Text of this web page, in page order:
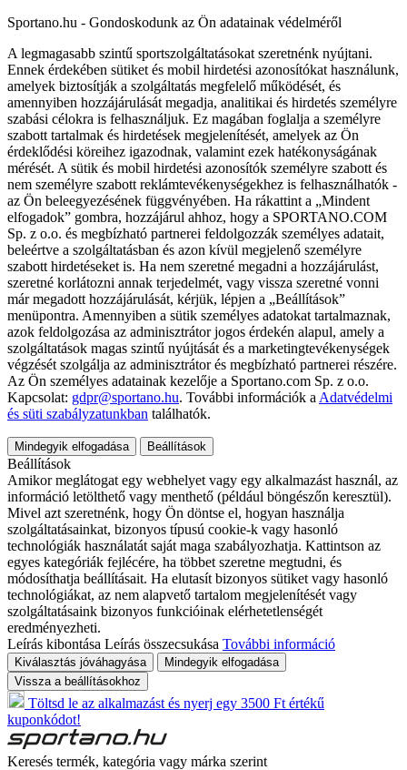
Sportano.hu - Gondoskodunk az Ön adatainak védelméről
A legmagasabb szintű sportszolgáltatásokat szeretnénk nyújtani.
Ennek érdekében sütiket és mobil hirdetési azonosítókat használunk,
amelyek biztosítják a szolgáltatás megfelelő működését, és
amennyiben hozzájárulását megadja, analitikai és hirdetés személyre
szabási célokra is felhasználjuk. Ez magában foglalja a személyre
szabott tartalmak és hirdetések megjelenítését, amelyek az Ön
érdeklődési köreihez igazodnak, valamint ezek hatékonyságának
mérését. A sütik és mobil hirdetési azonosítók személyre szabott és
nem személyre szabott reklámtevékenységekhez is felhasználhatók -
az Ön beleegyezésének függvényében. Ha rákattint a „Mindent
elfogadok” gombra, hozzájárul ahhoz, hogy a SPORTANO.COM
Sp. z o.o. és megbízható partnerei feldolgozzák személyes adatait,
beleértve a szolgáltatásban és azon kívül megjelenő személyre
szabott hirdetéseket is. Ha nem szeretné megadni a hozzájárulást,
szeretné korlátozni annak terjedelmét, vagy vissza szeretné vonni
már megadott hozzájárulását, kérjük, lépjen a „Beállítások”
menüpontra. Amennyiben a sütik személyes adatokat tartalmaznak,
azok feldolgozása az adminisztrátor jogos érdekén alapul, amely a
szolgáltatások magas szintű nyújtását és a marketingtevékenységek
végzését szolgálja az adminisztrátor és megbízható partnerei részére.
Az Ön személyes adatainak kezelője a Sportano.com Sp. z o.o.
Kapcsolat: gdpr@sportano.hu. További információk a Adatvédelmi
és süti szabályzatunkban találhatók.
Mindegyik elfogadása Beállítások
Beállítások
Amikor meglátogat egy webhelyet vagy egy alkalmazást használ, az
információ letölthető vagy menthető (például böngészőn keresztül).
Mivel azt szeretnénk, hogy Ön döntse el, hogyan használja
szolgáltatásainkat, bizonyos típusú cookie-k vagy hasonló
technológiák használatát saját maga szabályozhatja. Kattintson az
egyes kategóriák fejlécére, ha többet szeretne megtudni, és
módosíthatja beállításait. Ha elutasít bizonyos sütiket vagy hasonló
technológiákat, az nem alapvető tartalom megjelenítését vagy
szolgáltatásaink bizonyos funkcióinak elérhetetlenségét
eredményezheti.
Leírás kibontása Leírás összecsukása További információ
Kiválasztás jóváhagyása
Mindegyik elfogadása
Vissza a beállításokhoz
Töltsd le az alkalmazást és nyerj egy 3500 Ft értékű
kuponkódot!
Keresés termék, kategória vagy márka szerint